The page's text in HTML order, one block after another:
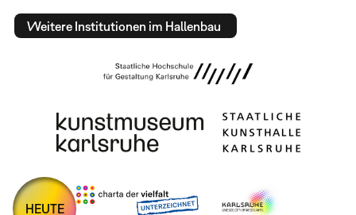
Weitere Institutionen im Hallenbau
HEUTE